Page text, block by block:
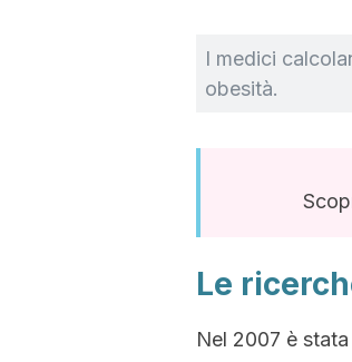
I medici
obesità.
Le
Nel 2007 è